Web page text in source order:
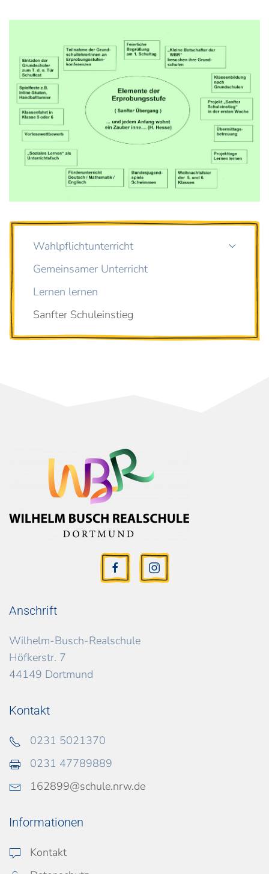
Wahlpflichtunterricht
Gemeinsamer Unterricht
Lernen lernen
Sanfter Schuleinstieg
Anschrift
Wilhelm-Busch-Realschule
Höfkerstr. 7
44149 Dortmund
Kontakt
0231 5021370
0231 47789889
162899@schule.nrw.de
Informationen
Kontakt